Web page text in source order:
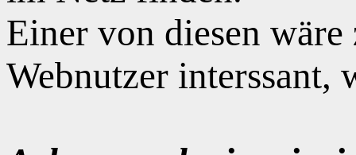
Einer von diesen
Webnutzer interssant,